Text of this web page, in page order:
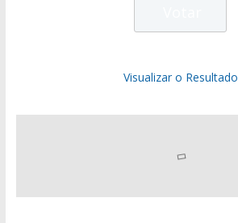
Visualizar o Resultado